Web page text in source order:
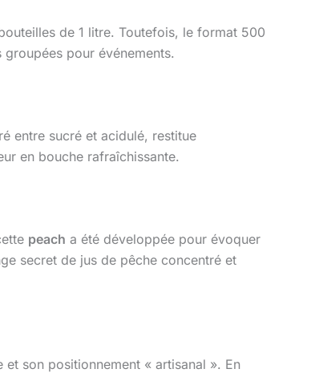
de 1 litre. Toutefois, le format 500
pour événements.
entre sucré et acidulé, restitue
en bouche rafraîchissante.
peach a été développée pour évoquer
secret de jus de pêche concentré et
et son positionnement « artisanal ». En